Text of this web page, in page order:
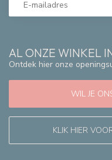
AL ONZE WINKEL
Ontdek hier onze
WIL JE
KLIK HIER